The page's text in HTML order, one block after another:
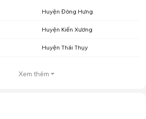
Huyện Đông Hưng
Huyện Kiến Xương
Huyện Thái Thụy
Xem thêm